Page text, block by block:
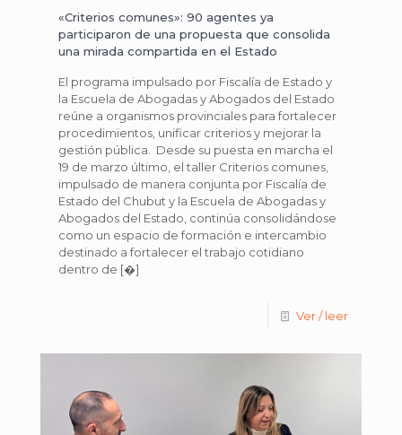
«Criterios comunes»: 90 agentes ya
participaron de una propuesta que consolida
una mirada compartida en el Estado
El programa impulsado por Fiscalía de Estado y
la Escuela de Abogadas y Abogados del Estado
reúne a organismos provinciales para fortalecer
procedimientos, unificar criterios y mejorar la
gestión pública. Desde su puesta en marcha el
19 de marzo último, el taller Criterios comunes,
impulsado de manera conjunta por Fiscalía de
Estado del Chubut y la Escuela de Abogadas y
Abogados del Estado, continúa consolidándose
como un espacio de formación e intercambio
destinado a fortalecer el trabajo cotidiano
dentro de [�]
Ver / leer